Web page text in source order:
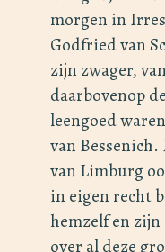
morgen in
Godfried van
zijn zwager,
daarbovenop
leengoed
van
van Limburg
in eigen recht
hemzelf en
over al deze